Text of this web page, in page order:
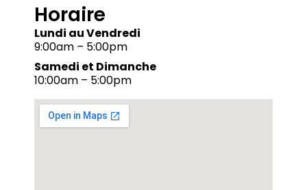
Horaire
Lundi au Vendredi
9:00am – 5:00pm
Samedi et Dimanche
10:00am – 5:00pm